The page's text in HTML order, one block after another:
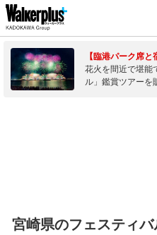
【臨港パーク席と
花火を間近で堪能
ル」鑑賞ツアーを
宮崎県のフェスティ